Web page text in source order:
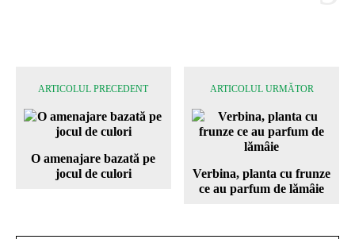
ARTICOLUL PRECEDENT
O amenajare bazată pe
jocul de culori
ARTICOLUL URMĂTOR
Verbina, planta cu frunze
ce au parfum de lămȃie